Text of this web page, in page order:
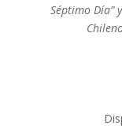
Séptimo Día”